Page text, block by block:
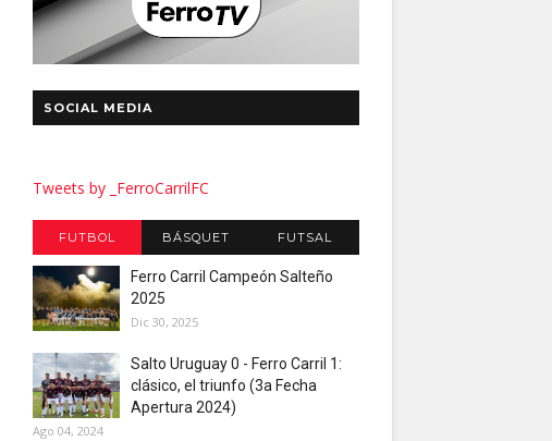
SOCIAL MEDIA
Tweets by _FerroCarrilFC
FUTBOL BÁSQUET FUTSAL
Ferro Carril Campeón Salteño
2025
Dic 30, 2025
Salto Uruguay 0 - Ferro Carril 1:
clásico, el triunfo (3a Fecha
Apertura 2024)
Ago 04, 2024